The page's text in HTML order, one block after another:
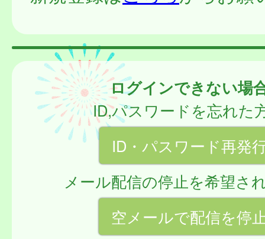
ログインできない場
ID,パスワードを忘れた
ID・パスワード再発
メール配信の停止を希望さ
空メールで配信を停